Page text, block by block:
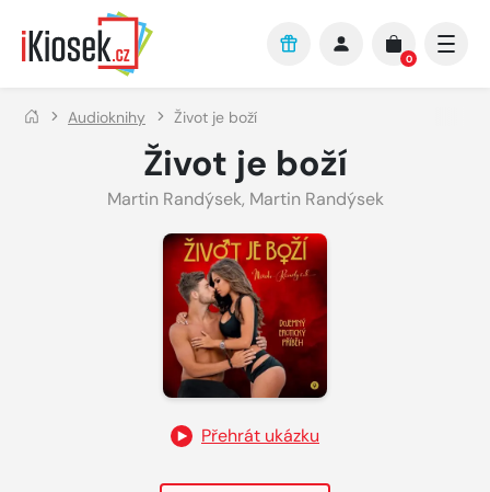
Přejít na hlavní obsah
0
Audioknihy Život je boží
Život je boží
Martin Randýsek, Martin Randýsek
Přehrát ukázku